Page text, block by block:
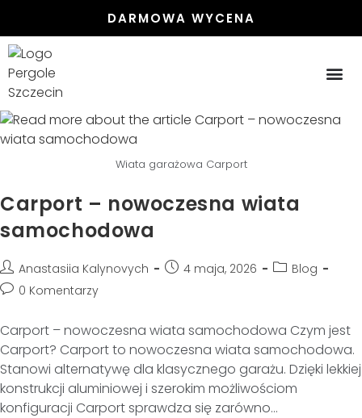
DARMOWA WYCENA
Wiata garażowa Carport
Carport – nowoczesna wiata
samochodowa
Anastasiia Kalynovych 4 maja, 2026
Blog
0 Komentarzy
Carport – nowoczesna wiata samochodowa Czym jest
Carport? Carport to nowoczesna wiata samochodowa.
Stanowi alternatywę dla klasycznego garażu. Dzięki lekkiej
konstrukcji aluminiowej i szerokim możliwościom
konfiguracji Carport sprawdza się zarówno…